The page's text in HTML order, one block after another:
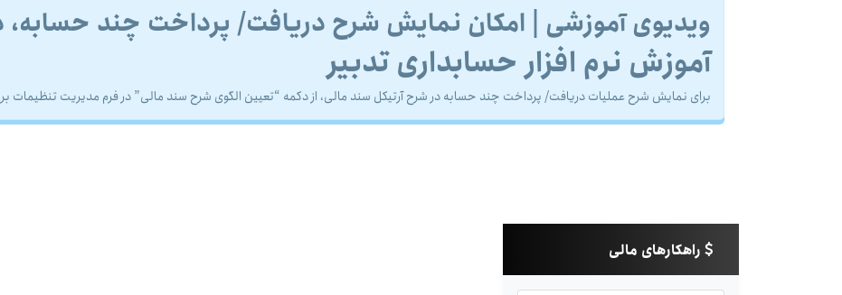
ویدیوی آموزشی | امکان نمایش شرح دریافت/ پرداخت چند
آموزش نرم افزار حسابداری تدبیر
برای نمایش شرح عملیات دریافت/ پرداخت چند حسابه در شرح آرتیکل سند مالی، از دکمه “تعیین الگوی شرح سند مالی” در فرم مدیریت تنظیمات
راهکارهای مالی